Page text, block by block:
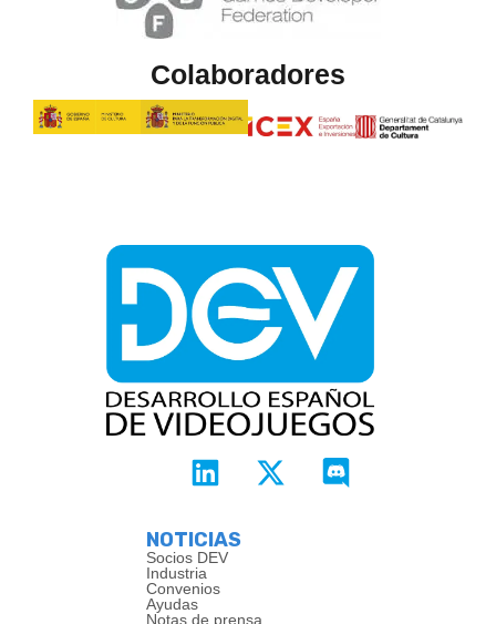
Colaboradores
NOTICIAS
Socios DEV
Industria
Convenios
Ayudas
Notas de prensa